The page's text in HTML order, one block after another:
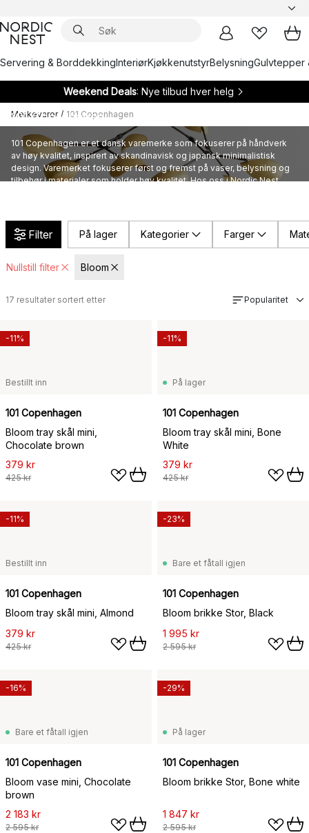
Servering & BorddekkingInteriørKjøkkenutstyrBelysningGulvtepper
Weekend Deals: Nye tilbud hver helg
Merkevarer / 101 Copenhagen
101 Copenhagen
101 Copenhagen er et dansk varemerke som fokuserer på håndverk
av høy kvalitet, inspirert av skandinavisk og japansk minimalistisk
design. Varemerket fokuserer først og fremst på vaser, belysning og
tilbehør i materialer som holder høy kvalitet. Hos oss i Nordic Nest
Filter På lager Kategorier Farger
Nullstill filter Bloom
17 resultater sortert etter Popularitet
Bestillt inn
101 Copenhagen
Bloom tray skål mini,
Chocolate brown
379 kr
425 kr
-11%
På lager
101 Copenhagen
Bloom tray skål mini, Bone
White
379 kr
425 kr
-11%
Bestillt inn
101 Copenhagen
Bloom tray skål mini, Almond
379 kr
425 kr
-11%
Bare et fåtall igjen
101 Copenhagen
Bloom brikke Stor, Black
1 995 kr
2 595 kr
-23%
Bare et fåtall igjen
101 Copenhagen
Bloom vase mini, Chocolate
brown
2 183 kr
2 595 kr
-16%
På lager
101 Copenhagen
Bloom brikke Stor, Bone white
1 847 kr
2 595 kr
-29%